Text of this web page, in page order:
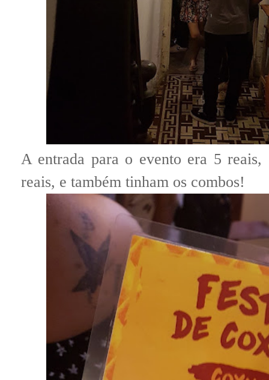
A entrada para o evento era 5
reais, e também tinham os combos!